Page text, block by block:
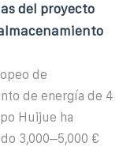
del proyecto
de
de energía de 4
Huijue ha
3,000–5,000 €